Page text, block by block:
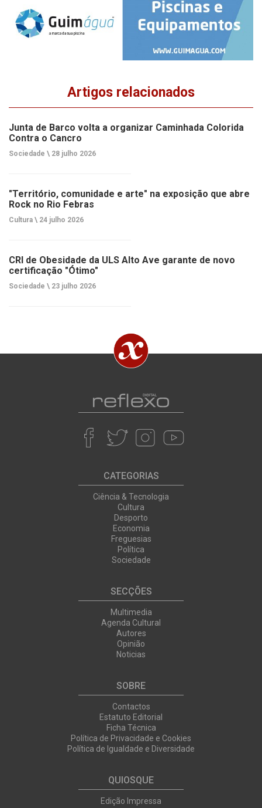
Artigos relacionados
Junta de Barco volta a organizar Caminhada Colorida
Contra o Cancro
Sociedade \ 28 julho 2026
"Território, comunidade e arte" na exposição que abre
Rock no Rio Febras
Cultura \ 24 julho 2026
CRI de Obesidade da ULS Alto Ave garante de novo
certificação "Ótimo"
Sociedade \ 23 julho 2026
CATEGORIAS
Ciência & Tecnologia
Cultura
Desporto
Economia
Freguesias
Política
Sociedade
SECÇÕES
Multimedia
Agenda Cultural
Autores
Opinião
Noticias
SOBRE
Contactos
Estatuto Editorial
Ficha Técnica
Política de Privacidade e Cookies
Política de Igualdade e Diversidade
QUIOSQUE
Edição Impressa